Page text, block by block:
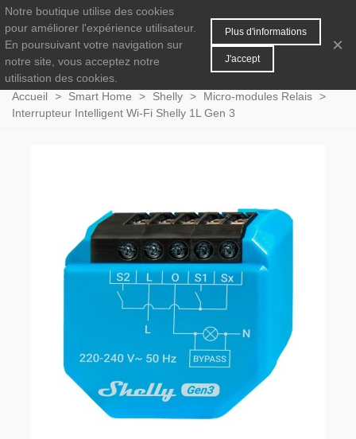
0 MENU
Accueil > Smart Home > Shelly > Micro-modules Relais >
Interrupteur Intelligent Wi-Fi Shelly 1L Gen 3
Notre boutique utilise des cookies
pour améliorer l'expérience utilisateur.
En poursuivant votre navigation sur
notre site, vous acceptez notre
utilisation des cookies.
Plus d'informations
J'accept
×